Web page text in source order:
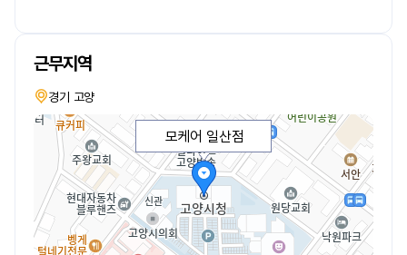
근무지역
경기 고양
모케어 일산점